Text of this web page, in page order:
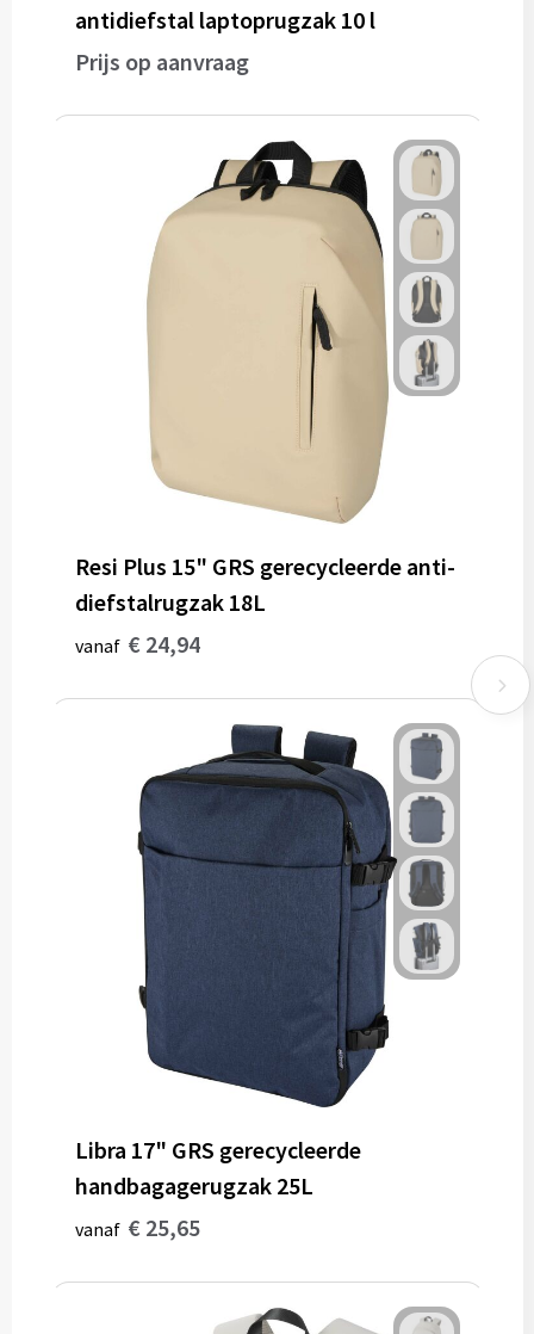
antidiefstal laptoprugzak 10 l
Prijs op aanvraag
Resi Plus 15" GRS gerecycleerde anti-
diefstalrugzak 18L
vanaf € 24,94
Libra 17" GRS gerecycleerde
handbagagerugzak 25L
vanaf € 25,65